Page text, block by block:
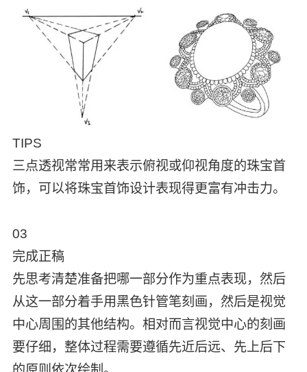
TIPS
三点透视常常用来表示俯视或仰视角度的珠宝首
饰，可以将珠宝首饰设计表现得更富有冲击力。
03
完成正稿
先思考清楚准备把哪一部分作为重点表现，然后
从这一部分着手用黑色针管笔刻画，然后是视觉
中心周围的其他结构。相对而言视觉中心的刻画
要仔细，整体过程需要遵循先近后远、先上后下